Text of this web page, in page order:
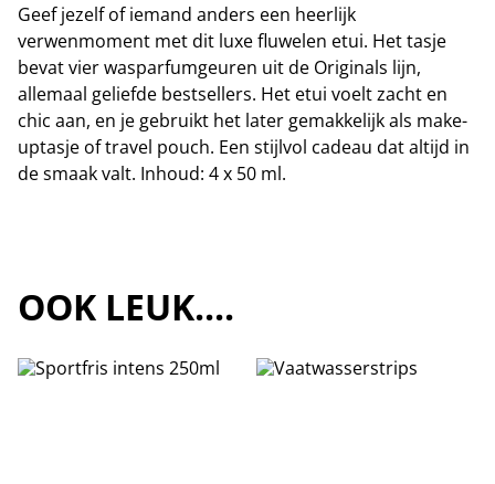
Geef jezelf of iemand anders een heerlijk
verwenmoment met dit luxe fluwelen etui. Het tasje
bevat vier wasparfumgeuren uit de Originals lijn,
allemaal geliefde bestsellers. Het etui voelt zacht en
chic aan, en je gebruikt het later gemakkelijk als make-
uptasje of travel pouch. Een stijlvol cadeau dat altijd in
de smaak valt. Inhoud: 4 x 50 ml.
OOK LEUK....